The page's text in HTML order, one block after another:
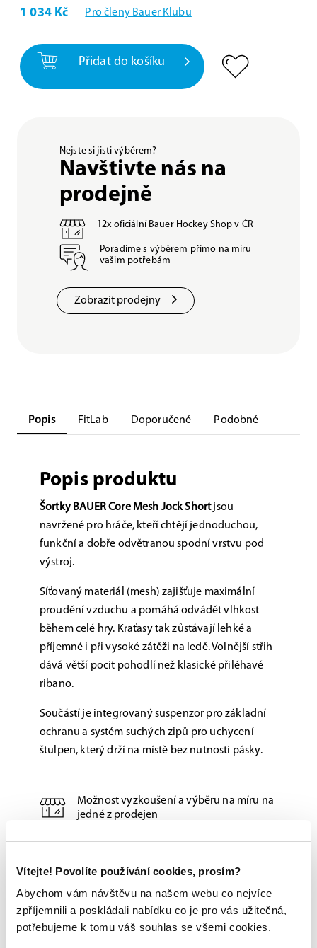
Vítejte! Povolíte používání cookies, prosím?
Abychom vám návštěvu na našem webu co nejvíce
zpříjemnili a poskládali nabídku co je pro vás užitečná,
potřebujeme k tomu váš souhlas se všemi cookies.
1 034 Kč Pro členy Bauer Klubu
Přidat do košíku
Nejste si jisti výběrem?
Navštivte nás na
prodejně
12x oficiální Bauer Hockey Shop v ČR
Poradíme s výběrem přímo na míru
vašim potřebám
Zobrazit prodejny
Popis FitLab Doporučené Podobné
Popis produktu
Šortky BAUER Core Mesh Jock Shortjsou
navržené pro hráče, kteří chtějí jednoduchou,
funkční a dobře odvětranou spodní vrstvu pod
výstroj.
Síťovaný materiál (mesh) zajišťuje maximální
proudění vzduchu a pomáhá odvádět vlhkost
během celé hry. Kraťasy tak zůstávají lehké a
příjemné i při vysoké zátěži na ledě. Volnější střih
dává větší pocit pohodlí než klasické přiléhavé
ribano.
Součástí je integrovaný suspenzor pro základní
ochranu a systém suchých zipů pro uchycení
štulpen, který drží na místě bez nutnosti pásky.
Možnost vyzkoušení a výběru na míru na
jedné z prodejen
Originální zboží s garancí záruky přímo